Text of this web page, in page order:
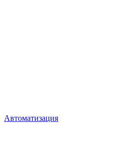
Автоматизация